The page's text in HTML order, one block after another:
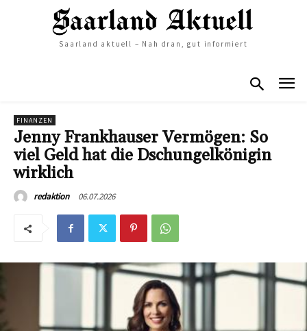
Saarland aktuell – Nah dran, gut informiert
FINANZEN
Jenny Frankhauser Vermögen: So
viel Geld hat die Dschungelkönigin
wirklich
redaktion 06.07.2026